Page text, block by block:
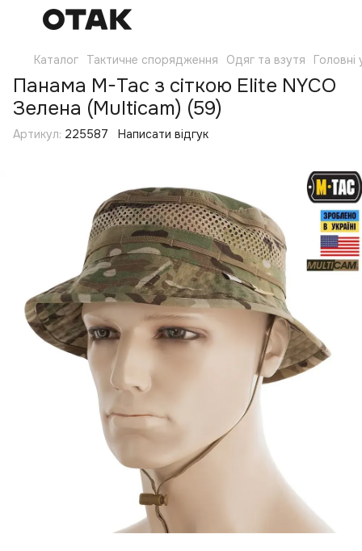
Каталог Тактичне спорядження Одяг та взутя Головні
Панама M-Tac з сіткою Elite NYCO
Зелена (Multicam) (59)
Артикул: 225587 Написати відгук